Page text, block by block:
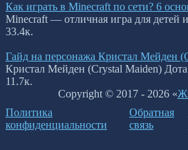
Как играть в Minecraft по сети? 6
Minecraft — отличная игра для детей
33.4к.
Гайд на персонажа Кристал Мейден
Кристал Мейден (Crystal Maiden)
11.7к.
Copyright © 2017 - 2026 «
Политика
конфиденциальности
Обратная
связь